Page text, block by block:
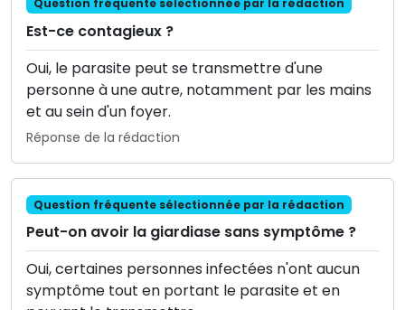
Question fréquente sélectionnée par la rédaction
Est-ce contagieux ?
Oui, le parasite peut se transmettre d'une
personne à une autre, notamment par les mains
et au sein d'un foyer.
Réponse de la rédaction
Question fréquente sélectionnée par la rédaction
Peut-on avoir la giardiase sans symptôme ?
Oui, certaines personnes infectées n'ont aucun
symptôme tout en portant le parasite et en